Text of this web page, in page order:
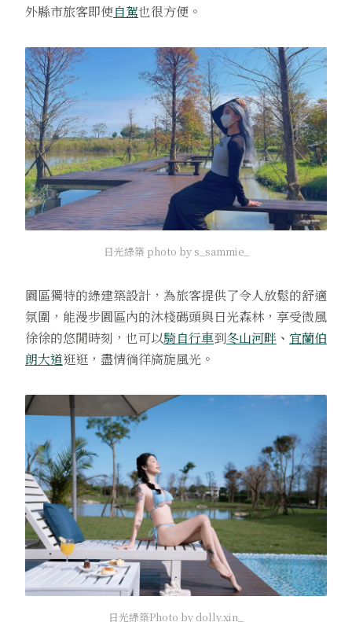
外縣市旅客即使自駕也很方便。
日光綠築 photo by s_sammie_
園區獨特的綠建築設計，為旅客提供了令人放鬆的舒適
氛圍，能漫步園區內的沐棧碼頭與日光森林，享受微風
徐徐的悠閒時刻，也可以騎自行車到冬山河畔 、 宜蘭伯
朗大道逛逛，盡情徜徉旖旎風光。
日光綠築Photo by dolly.xin_